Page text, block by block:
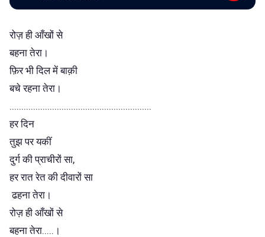
रोज़ ही आँखों से
बहना तेरा।
फ़िर भी दिल में बाक़ी
बचे रहना तेरा।
............................................................
हर दिन
तुझ पर यकीं
दुर्ग की प्राचीरों सा,
हर रात रेत की दीवारों सा
ढहना तेरा।
रोज़ ही आँखों से
बहना तेरा.....।